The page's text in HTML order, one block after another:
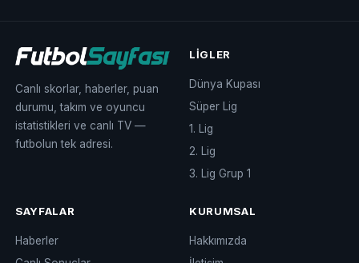
Canlı skorlar, haberler, puan
durumu, takım ve oyuncu
istatistikleri ve canlı TV —
futbolun tek adresi.
LIGLER
Dünya Kupası
Süper Lig
1. Lig
2. Lig
3. Lig Grup 1
SAYFALAR
Haberler
KURUMSAL
Hakkımızda